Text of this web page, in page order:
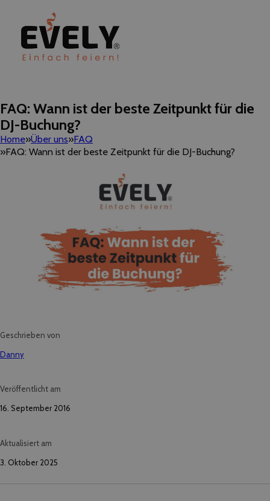
FAQ: Wann ist der beste Zeitpunkt für die
DJ-Buchung?
Home Über uns FAQ
FAQ: Wann ist der beste Zeitpunkt für die DJ-Buchung?
Geschrieben von
Danny
Veröffentlicht am
16. September 2016
Aktualisiert am
3. Oktober 2025